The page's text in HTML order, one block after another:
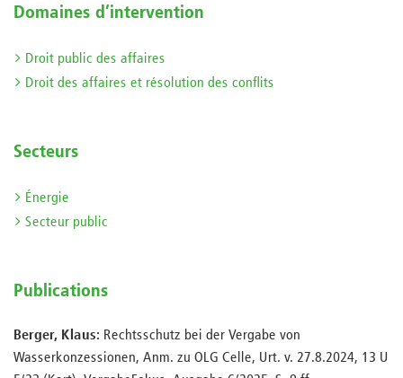
Domaines d’intervention
Droit public des affaires
Droit des affaires et résolution des conflits
Secteurs
Énergie
Secteur public
Publications
Berger, Klaus: Rechtsschutz bei der Vergabe von
Wasserkonzessionen, Anm. zu OLG Celle, Urt. v. 27.8.2024, 13 U